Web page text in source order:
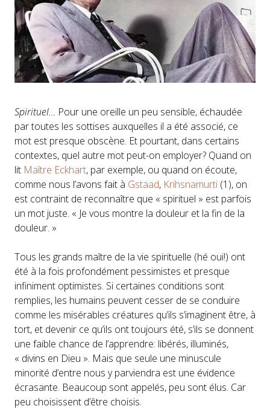
Spirituel… Pour une oreille un peu sensible, échaudée
par toutes les sottises auxquelles il a été associé, ce
mot est presque obscène. Et pourtant, dans certains
contextes, quel autre mot peut-on employer? Quand on
lit Maître Eckhart, par exemple, ou quand on écoute,
comme nous l’avons fait à Gstaad, Krihsnamurti (1), on
est contraint de reconnaître que « spirituel » est parfois
un mot juste. « Je vous montre la douleur et la fin de la
douleur. »
Tous les grands maître de la vie spirituelle (hé oui!) ont
été à la fois profondément pessimistes et presque
infiniment optimistes. Si certaines conditions sont
remplies, les humains peuvent cesser de se conduire
comme les misérables créatures qu’ils s’imaginent être, à
tort, et devenir ce qu’ils ont toujours été, s’ils se donnent
une faible chance de l’apprendre: libérés, illuminés,
« divins en Dieu ». Mais que seule une minuscule
minorité d’entre nous y parviendra est une évidence
écrasante. Beaucoup sont appelés, peu sont élus. Car
peu choisissent d’être choisis.